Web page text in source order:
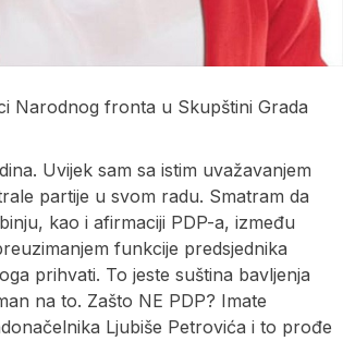
Narodnog fronta u Skupštini Grada
Uvijek sam sa istim uvažavanjem
partije u svom radu. Smatram da
kao i afirmaciji PDP-a, između
funkcije predsjednika
prihvati. To jeste suština bavljenja
na to. Zašto NE PDP? Imate
Ljubiše Petrovića i to prođe